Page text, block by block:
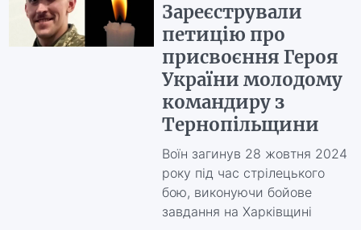
Зареєстрували
петицію про
присвоєння Героя
України молодому
командиру з
Тернопільщини
Воїн загинув 28 жовтня 2024
року під час стрілецького
бою, виконуючи бойове
завдання на Харківщині